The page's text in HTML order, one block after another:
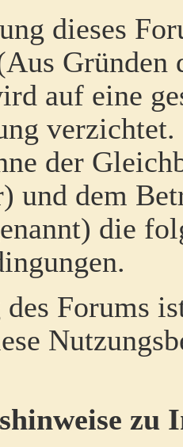
dieses
Gründen
auf eine
der
und dem
die
Forums
zu